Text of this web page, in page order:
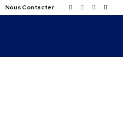
Nous Contacter